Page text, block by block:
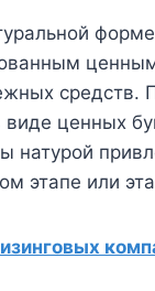
средств.
ценных
натурой
этапе или